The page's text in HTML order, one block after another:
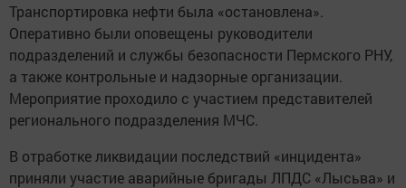
Транспортировка нефти была «остановлена».
Оперативно были оповещены руководители
подразделений и службы безопасности Пермского РНУ,
а также контрольные и надзорные организации.
Мероприятие проходило с участием представителей
регионального подразделения МЧС.
В отработке ликвидации последствий «инцидента»
приняли участие аварийные бригады ЛПДС «Лысьва» и